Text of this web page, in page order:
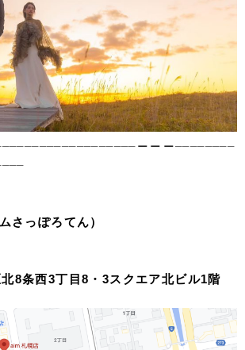
さっぽろてん）
8条西3丁目8・3スクエア北ビル1階